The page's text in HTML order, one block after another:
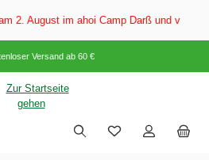
August im ahoi Camp Darß und vom 3.
Versand ab 60 €